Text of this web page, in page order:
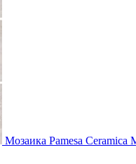
Мозаика Pamesa